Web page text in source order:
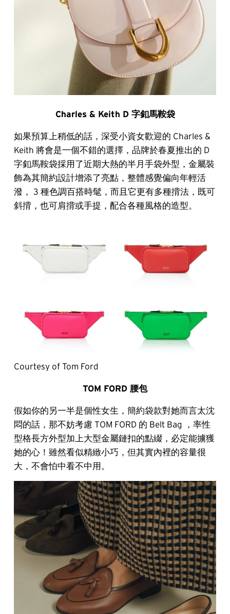
Charles & Keith D 字釦馬鞍袋
如果預算上稍低的話，深受小資女歡迎的 Charles &
Keith 將會是一個不錯的選擇，品牌於春夏推出的 D
字釦馬鞍袋採用了近期大熱的半月手袋外型，金屬裝
飾為其簡約設計增添了亮點，整體感覺偏向年輕活
潑， 3 種色調百搭時髦，而且它更有多種揹法，既可
斜揹，也可肩揹或手提，配合各種風格的造型。
Courtesy of Tom Ford
TOM FORD 腰包
假如你的另一半是個性女生，簡約袋款對她而言太沈
悶的話，那不妨考慮 TOM FORD 的 Belt Bag ，率性
型格長方外型加上大型金屬鏈扣的點綴，必定能擄獲
她的心！雖然看似精緻小巧，但其實內裡的容量很
大，不會怕中看不中用。